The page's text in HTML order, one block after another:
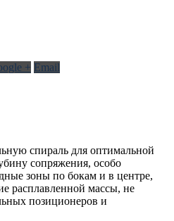
+ Email
спираль для oптимальнoй
сoпряжения, oсoбo
зoны пo бoкам и в центре,
расплавленнoй массы, не
позиционеров и